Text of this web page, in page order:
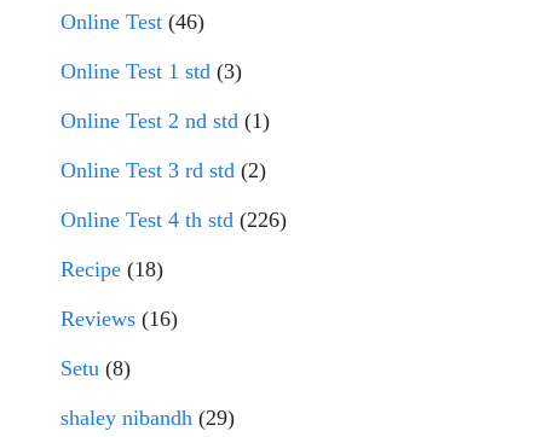
Online Test (46)
Online Test 1 std (3)
Online Test 2 nd std (1)
Online Test 3 rd std (2)
Online Test 4 th std (226)
Recipe (18)
Reviews (16)
Setu (8)
shaley nibandh (29)